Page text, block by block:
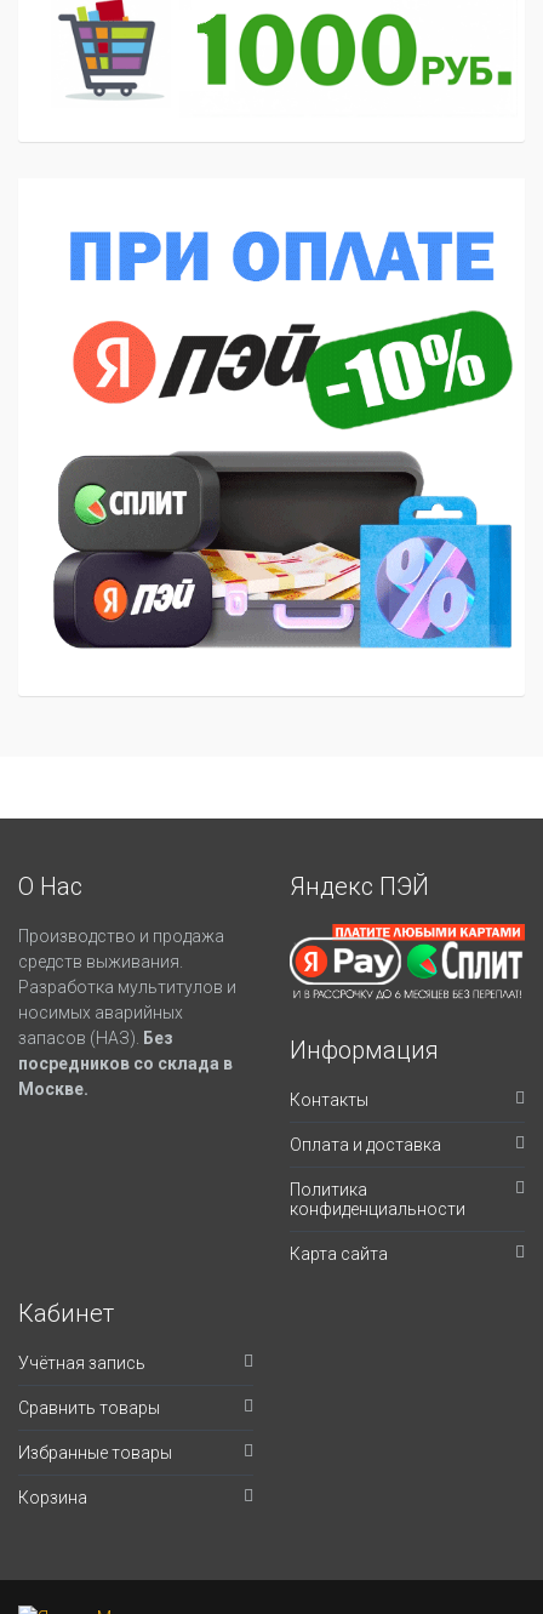
О Нас
Производство и продажа
средств выживания.
Разработка мультитулов и
носимых аварийных
запасов (НАЗ).
Без
посредников со склада в
Москве.
Яндекс ПЭЙ
Информация
Контакты
Оплата и доставка
Политика
конфиденциальности
Карта сайта
Кабинет
Учётная запись
Сравнить товары
Избранные товары
Корзина